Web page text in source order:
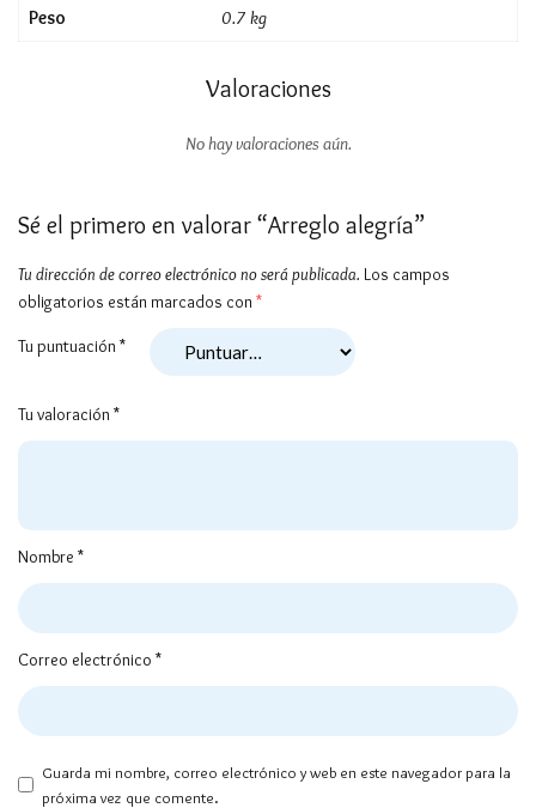
Peso
0.7 kg
Valoraciones
No hay valoraciones aún.
Sé el primero en valorar “Arreglo alegría”
Tu dirección de correo electrónico no será publicada. Los campos
obligatorios están marcados con*
Tu puntuación *
Tu valoración *
Nombre *
Correo electrónico *
Guarda mi nombre, correo electrónico y web en este navegador para la
próxima vez que comente.